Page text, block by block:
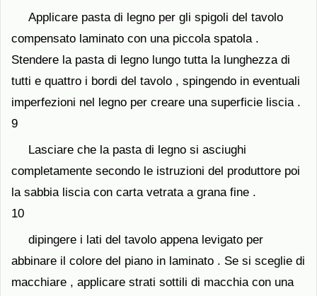
Applicare pasta di legno per gli spigoli del tavolo
compensato laminato con una piccola spatola .
Stendere la pasta di legno lungo tutta la lunghezza di
tutti e quattro i bordi del tavolo , spingendo in eventuali
imperfezioni nel legno per creare una superficie liscia .
9
Lasciare che la pasta di legno si asciughi
completamente secondo le istruzioni del produttore poi
la sabbia liscia con carta vetrata a grana fine .
10
dipingere i lati del tavolo appena levigato per
abbinare il colore del piano in laminato . Se si sceglie di
macchiare , applicare strati sottili di macchia con una